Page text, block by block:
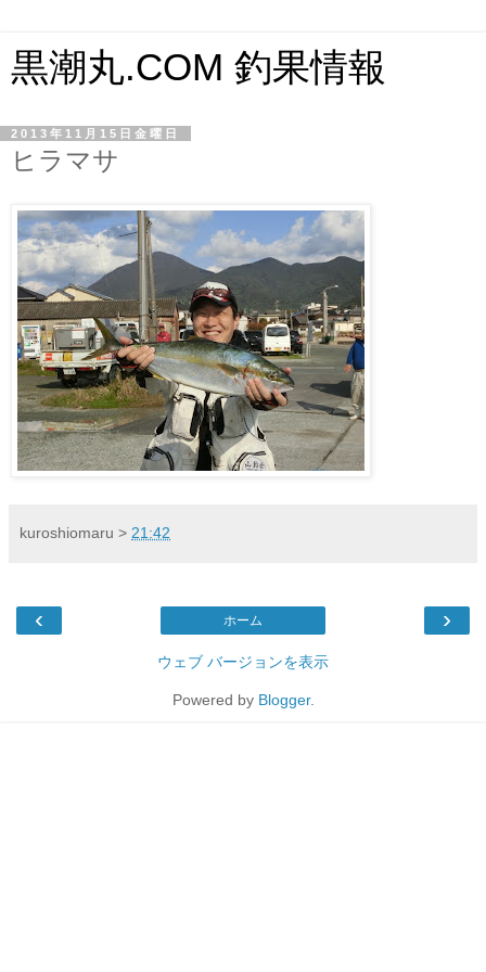
黒潮丸.COM 釣果情報
2013年11月15日金曜日
ヒラマサ
kuroshiomaru > 21:42
‹ ›
ホーム
ウェブ バージョンを表示
Powered by Blogger.